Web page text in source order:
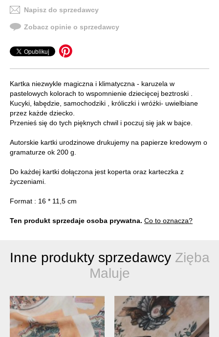
Napisz do sprzedawcy
Zobacz opinie o sprzedawcy
Kartka niezwykle magiczna i klimatyczna - karuzela w
pastelowych kolorach to wspomnienie dziecięcej beztroski .
Kucyki, łabędzie, samochodziki , króliczki i wróżki- uwielbiane
przez każde dziecko.
Przenieś się do tych pięknych chwil i poczuj się jak w bajce.
Autorskie kartki urodzinowe drukujemy na papierze kredowym o
gramaturze ok 200 g.
Do każdej kartki dołączona jest koperta oraz karteczka z
życzeniami.
Format : 16 * 11,5 cm
Ten produkt sprzedaje osoba prywatna. Co to oznacza?
Inne produkty sprzedawcy Zięba
Maluje